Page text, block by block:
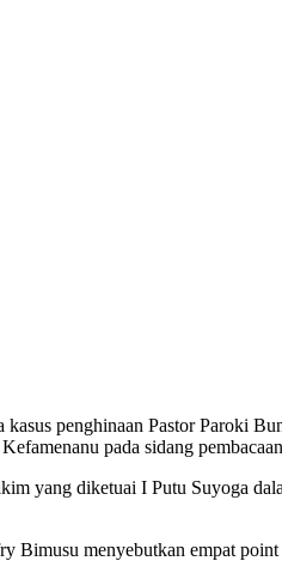
penghinaan Pastor Paroki
pada sidang
yang diketuai I Putu Suyoga
Bimusu menyebutkan empat